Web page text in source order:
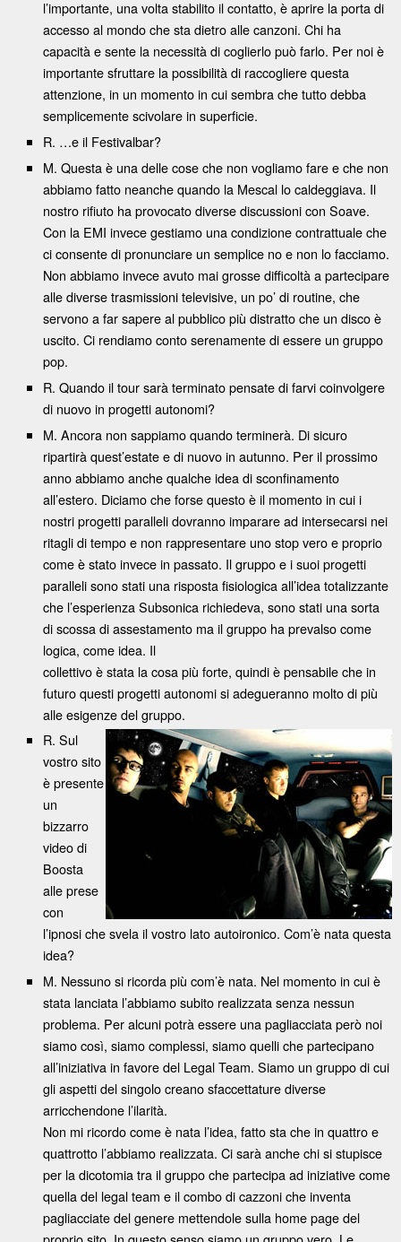
l’importante, una volta stabilito il contatto, è aprire la porta di
accesso al mondo che sta dietro alle canzoni. Chi ha
capacità e sente la necessità di coglierlo può farlo. Per noi è
importante sfruttare la possibilità di raccogliere questa
attenzione, in un momento in cui sembra che tutto debba
semplicemente scivolare in superficie.
R. …e il Festivalbar?
M. Questa è una delle cose che non vogliamo fare e che non
abbiamo fatto neanche quando la Mescal lo caldeggiava. Il
nostro rifiuto ha provocato diverse discussioni con Soave.
Con la EMI invece gestiamo una condizione contrattuale che
ci consente di pronunciare un semplice no e non lo facciamo.
Non abbiamo invece avuto mai grosse difficoltà a partecipare
alle diverse trasmissioni televisive, un po’ di routine, che
servono a far sapere al pubblico più distratto che un disco è
uscito. Ci rendiamo conto serenamente di essere un gruppo
pop.
R. Quando il tour sarà terminato pensate di farvi coinvolgere
di nuovo in progetti autonomi?
M. Ancora non sappiamo quando terminerà. Di sicuro
ripartirà quest’estate e di nuovo in autunno. Per il prossimo
anno abbiamo anche qualche idea di sconfinamento
all’estero. Diciamo che forse questo è il momento in cui i
nostri progetti paralleli dovranno imparare ad intersecarsi nei
ritagli di tempo e non rappresentare uno stop vero e proprio
come è stato invece in passato. Il gruppo e i suoi progetti
paralleli sono stati una risposta fisiologica all’idea totalizzante
che l’esperienza Subsonica richiedeva, sono stati una sorta
di scossa di assestamento ma il gruppo ha prevalso come
logica, come idea. Il
collettivo è stata la cosa più forte, quindi è pensabile che in
futuro questi progetti autonomi si adegueranno molto di più
alle esigenze del gruppo.
R. Sul
vostro sito
è presente
un
bizzarro
video di
Boosta
alle prese
con
l’ipnosi che svela il vostro lato autoironico. Com’è nata questa
idea?
M. Nessuno si ricorda più com’è nata. Nel momento in cui è
stata lanciata l’abbiamo subito realizzata senza nessun
problema. Per alcuni potrà essere una pagliacciata però noi
siamo così, siamo complessi, siamo quelli che partecipano
all’iniziativa in favore del Legal Team. Siamo un gruppo di cui
gli aspetti del singolo creano sfaccettature diverse
arricchendone l’ilarità.
Non mi ricordo come è nata l’idea, fatto sta che in quattro e
quattrotto l’abbiamo realizzata. Ci sarà anche chi si stupisce
per la dicotomia tra il gruppo che partecipa ad iniziative come
quella del legal team e il combo di cazzoni che inventa
pagliacciate del genere mettendole sulla home page del